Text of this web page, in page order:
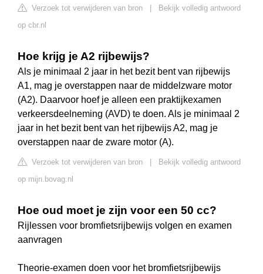
Verzoek tot verwijderen van bron
Bekijk volledig antwoord
op cbr.nl
Hoe krijg je A2 rijbewijs?
Als je minimaal 2 jaar in het bezit bent van rijbewijs
A1, mag je overstappen naar de middelzware motor
(A2). Daarvoor hoef je alleen een praktijkexamen
verkeersdeelneming (AVD) te doen. Als je minimaal 2
jaar in het bezit bent van het rijbewijs A2, mag je
overstappen naar de zware motor (A).
Verzoek tot verwijderen van bron
Bekijk volledig antwoord
op mijn.bovag.nl
Hoe oud moet je zijn voor een 50 cc?
Rijlessen voor bromfietsrijbewijs volgen en examen
aanvragen
Theorie-examen doen voor het bromfietsrijbewijs